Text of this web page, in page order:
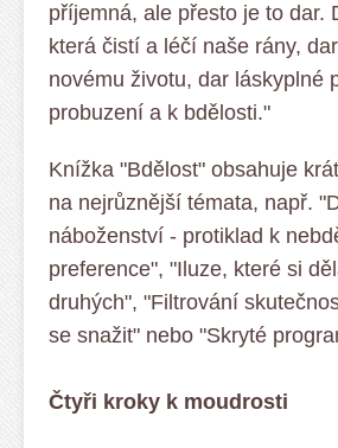
příjemná, ale přesto je to dar.
která čistí a léčí naše rány,
novému životu, dar láskyplné
probuzení a k bdělosti."
Knížka "Bdělost" obsahuje
na nejrůznější témata, např.
náboženství - protiklad k
preference", "Iluze, které si
druhých", "Filtrování
se snažit" nebo "Skryté
Čtyři kroky k moudrosti